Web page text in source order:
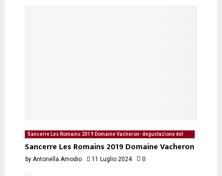
Sancerre Les Romains 2019 Domaine Vacheron- degustazione del
Sancerre Les Romains 2019 Domaine Vacheron
by Antonella Amodio 11 Luglio 2024 0